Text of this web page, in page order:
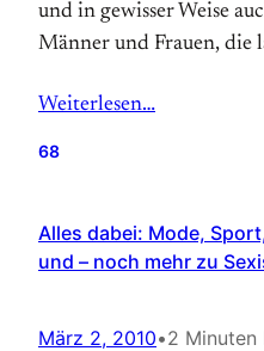
und in gewisser Weise
Männer und Frauen, die
Weiterlesen…
68
Alles dabei: Mode,
und – noch mehr zu
März 2, 2010•2 Minuten